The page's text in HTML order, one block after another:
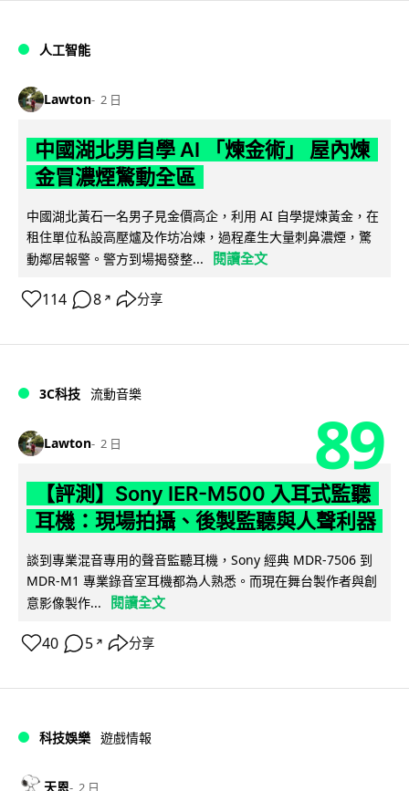
人工智能
Lawton 2 日
中國湖北男自學 AI 「煉金術」 屋內煉
金冒濃煙驚動全區
中國湖北黃石一名男子見金價高企，利用 AI 自學提煉黃金，在
租住單位私設高壓爐及作坊冶煉，過程產生大量刺鼻濃煙，驚
動鄰居報警。警方到場揭發整...
閱讀全文
114 8 ↗ 分享
3C科技 流動音樂
Lawton 2 日 89
【評測】Sony IER-M500 入耳式監聽
耳機：現場拍攝、後製監聽與人聲利器
談到專業混音專用的聲音監聽耳機，Sony 經典 MDR-7506 到
MDR-M1 專業錄音室耳機都為人熟悉。而現在舞台製作者與創
意影像製作...
閱讀全文
40 5 ↗ 分享
科技娛樂 遊戲情報
天恩 2 日